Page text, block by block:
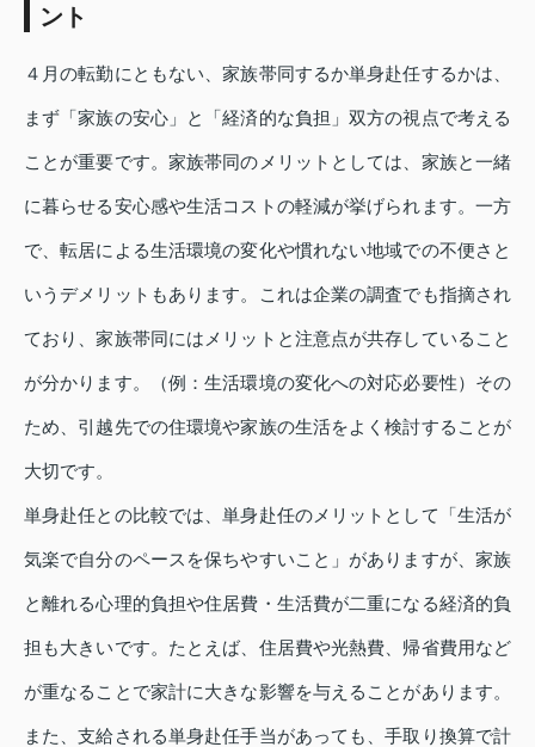
ント
４月の転勤にともない、家族帯同するか単身赴任するかは、
まず「家族の安心」と「経済的な負担」双方の視点で考える
ことが重要です。家族帯同のメリットとしては、家族と一緒
に暮らせる安心感や生活コストの軽減が挙げられます。一方
で、転居による生活環境の変化や慣れない地域での不便さと
いうデメリットもあります。これは企業の調査でも指摘され
ており、家族帯同にはメリットと注意点が共存していること
が分かります。（例：生活環境の変化への対応必要性）その
ため、引越先での住環境や家族の生活をよく検討することが
大切です。
単身赴任との比較では、単身赴任のメリットとして「生活が
気楽で自分のペースを保ちやすいこと」がありますが、家族
と離れる心理的負担や住居費・生活費が二重になる経済的負
担も大きいです。たとえば、住居費や光熱費、帰省費用など
が重なることで家計に大きな影響を与えることがあります。
また、支給される単身赴任手当があっても、手取り換算で計